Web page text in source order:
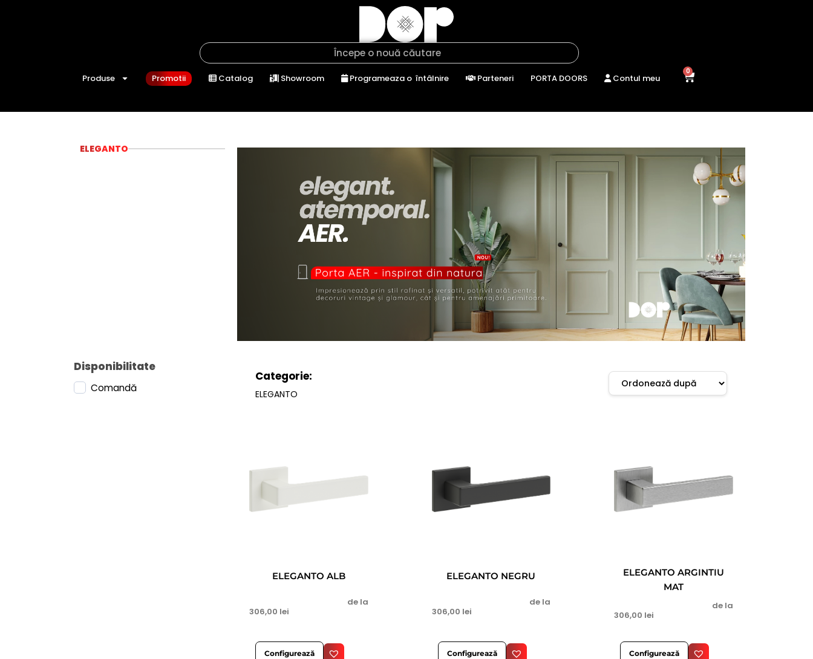
Produse Promotii Catalog Showroom Programeaza o întâlnire Parteneri PORTA DOORS Contul meu
0
ELEGANTO
Disponibilitate
Comandă
Categorie:
ELEGANTO
ELEGANTO ALB
de la
306,00 lei
Configurează
ELEGANTO NEGRU
de la
306,00 lei
Configurează
ELEGANTO ARGINTIU
MAT
de la
306,00 lei
Configurează